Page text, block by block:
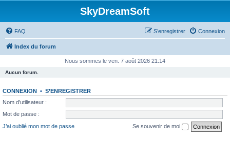
SkyDreamSoft
FAQ Connexion
S’enregistrer
Index du forum
Nous sommes le ven. 7 août 2026 21:14
Aucun forum.
CONNEXION • S’ENREGISTRER
Nom d’utilisateur :
Mot de passe :
J’ai oublié mon mot de passe
Se souvenir de moi